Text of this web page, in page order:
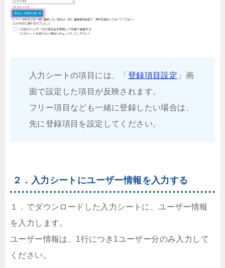
入力シートの項目には、「 登録項目設定 」画
面で設定した項目が反映されます。
フリー項目なども一緒に登録したい場合は、
先に登録項目を設定してください。
２．入力シートにユーザー情報を入力する
１．でダウンロードした入力シートに、ユーザー情報
を入力します。
ユーザー情報は、1行につき1ユーザー分のみ入力して
ください。